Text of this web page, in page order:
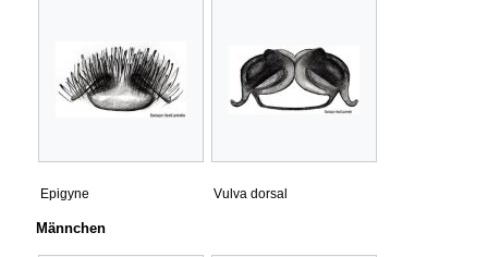
Epigyne Vulva dorsal
Männchen